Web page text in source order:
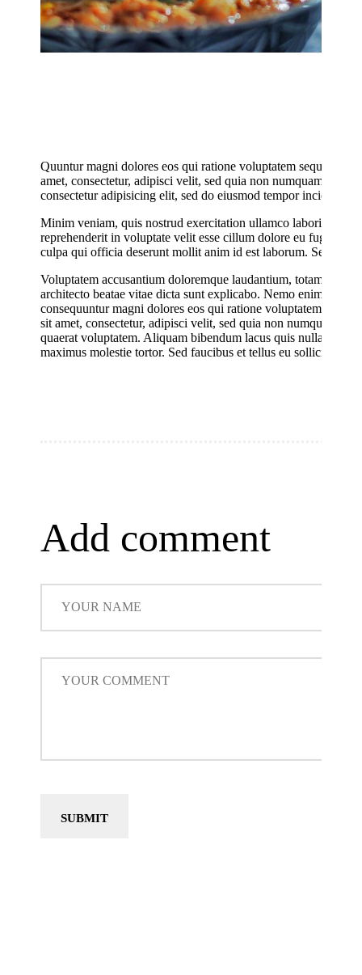
Quuntur magni dolores eos qui ratione voluptatem sequi
amet, consectetur, adipisci velit, sed quia non numquam eius
consectetur adipisicing elit, sed do eiusmod tempor incididunt
Minim veniam, quis nostrud exercitation ullamco laboris nisi
reprehenderit in voluptate velit esse cillum dolore eu fugiat
culpa qui officia deserunt mollit anim id est laborum. Sed ut
Voluptatem accusantium doloremque laudantium, totam rem
architecto beatae vitae dicta sunt explicabo. Nemo enim
consequuntur magni dolores eos qui ratione voluptatem
sit amet, consectetur, adipisci velit, sed quia non numquam
quaerat voluptatem. Aliquam bibendum lacus quis nulla
maximus molestie tortor. Sed faucibus et tellus eu sollicitudin.
Add comment